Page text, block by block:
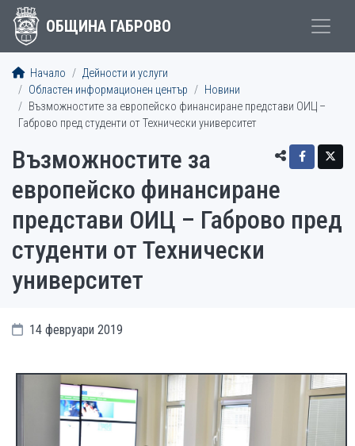
ОБЩИНА ГАБРОВО
Начало
Дейности и услуги
Областен информационен център
Новини
Възможностите за европейско финансиране представи ОИЦ –
Габрово пред студенти от Технически университет
Възможностите за
европейско финансиране
представи ОИЦ – Габрово пред
студенти от Технически
университет
14 февруари 2019